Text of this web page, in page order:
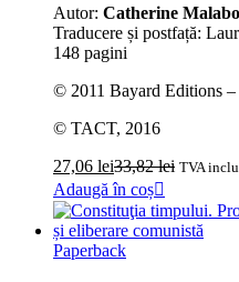
Autor: Catherine
Traducere și postfață:
148 pagini
© 2011 Bayard Editions –
© TACT, 2016
27,06 lei33,82lei TVA
Adaugă în coș
Paperback